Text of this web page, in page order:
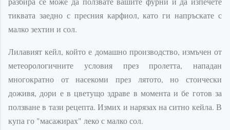
тиквата заедно с пресния карфиол, като ги напръскате с
малко зехтин и сол.
Лилавият кейл, който е домашно производство, измъчен от
метеорологичните условия през пролетта, нападан
многократно от насекоми през лятото, но стоически
доживя, дори е в цветущо здраве в момента и бе готов за
ползване в тази рецепта. Измих и нарязах на ситно кейла. В
купа го "масажирах" леко с малко сол.